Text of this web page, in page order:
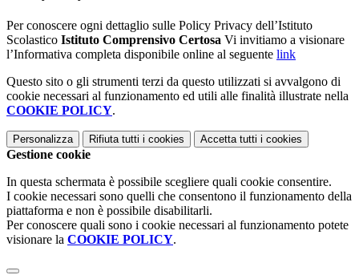
Per conoscere ogni dettaglio sulle Policy Privacy dell’Istituto
Scolastico Istituto Comprensivo Certosa Vi invitiamo a visionare
l’Informativa completa disponibile online al seguente link
Questo sito o gli strumenti terzi da questo utilizzati si avvalgono di
cookie necessari al funzionamento ed utili alle finalità illustrate nella
COOKIE POLICY.
Personalizza Rifiuta tutti i cookies Accetta tutti i cookies
Gestione cookie
In questa schermata è possibile scegliere quali cookie consentire.
I cookie necessari sono quelli che consentono il funzionamento della
piattaforma e non è possibile disabilitarli.
Per conoscere quali sono i cookie necessari al funzionamento potete
visionare la COOKIE POLICY.